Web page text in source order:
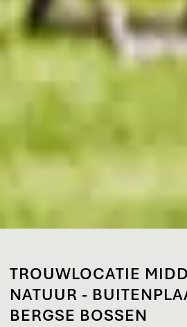
TROUWLOCATIE
NATUUR -
BERGSE BOSSEN